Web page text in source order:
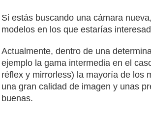
Si estás buscando una cámara
modelos en los que estarías
Actualmente, dentro de una
ejemplo la gama intermedia en el
réflex y mirrorless) la mayoría de los
una gran calidad de imagen y unas
buenas.